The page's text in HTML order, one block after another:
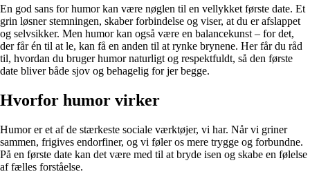
En god sans for humor kan være nøglen til en vellykket første date. Et
grin løsner stemningen, skaber forbindelse og viser, at du er afslappet
og selvsikker. Men humor kan også være en balancekunst – for det,
der får én til at le, kan få en anden til at rynke brynene. Her får du råd
til, hvordan du bruger humor naturligt og respektfuldt, så den første
date bliver både sjov og behagelig for jer begge.
Hvorfor humor virker
Humor er et af de stærkeste sociale værktøjer, vi har. Når vi griner
sammen, frigives endorfiner, og vi føler os mere trygge og forbundne.
På en første date kan det være med til at bryde isen og skabe en følelse
af fælles forståelse.